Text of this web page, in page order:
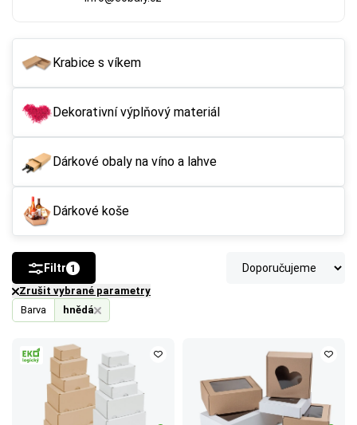
Krabice s víkem
Dekorativní výplňový materiál
Dárkové obaly na víno a lahve
Dárkové koše
Barva hnědá
Zrušit vybrané parametry
Filtr 1